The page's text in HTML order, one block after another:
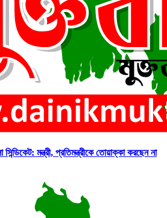
সিন্ডিকেট: মন্ত্রী, প্রতিমন্ত্রীকে তোয়াক্কা করছেন না